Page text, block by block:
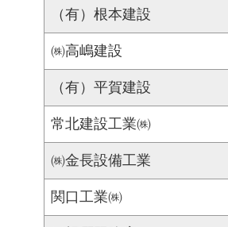
（有）根本建設
㈱高嶋建設
（有）平賀建設
常北建設工業㈱
㈱金長設備工業
関口工業㈱